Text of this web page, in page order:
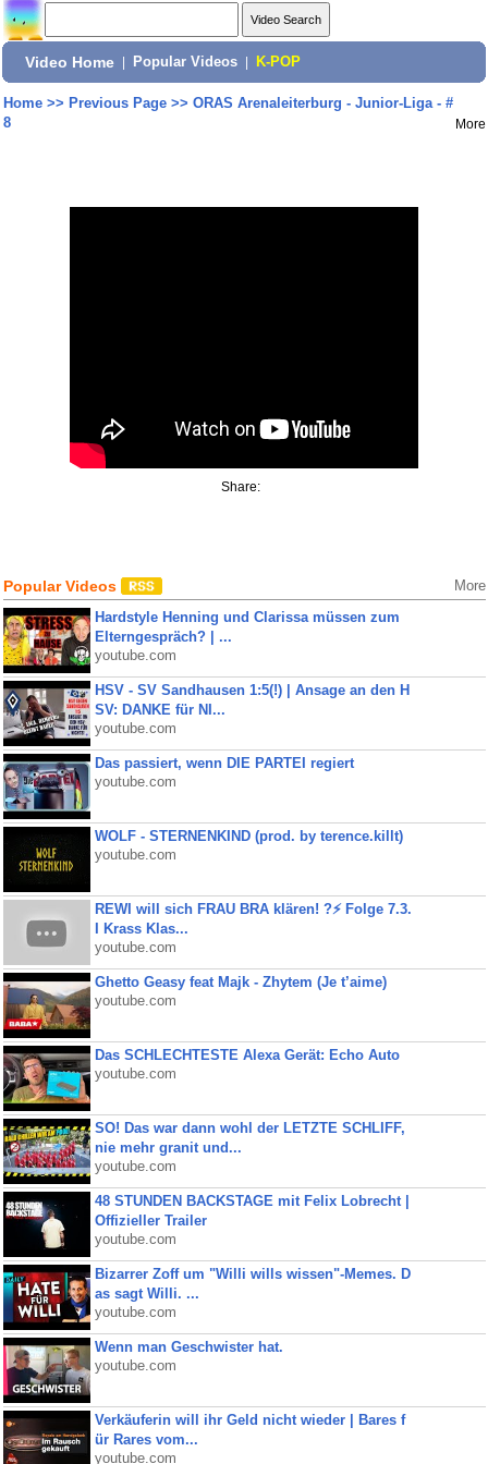
Video Home Popular Videos K-POP
Home>> Previous Page>> ORAS Arenaleiterburg - Junior-Liga - #
8
More
Share:
Popular Videos More
Hardstyle Henning und Clarissa müssen zum
Elterngespräch? | ...
youtube.com
HSV - SV Sandhausen 1:5(!) | Ansage an den H
SV: DANKE für NI...
youtube.com
Das passiert, wenn DIE PARTEI regiert
youtube.com
WOLF - STERNENKIND (prod. by terence.killt)
youtube.com
REWI will sich FRAU BRA klären! ?⚡️ Folge 7.3.
I Krass Klas...
youtube.com
Ghetto Geasy feat Majk - Zhytem (Je t’aime)
youtube.com
Das SCHLECHTESTE Alexa Gerät: Echo Auto
youtube.com
SO! Das war dann wohl der LETZTE SCHLIFF,
nie mehr granit und...
youtube.com
48 STUNDEN BACKSTAGE mit Felix Lobrecht |
Offizieller Trailer
youtube.com
Bizarrer Zoff um "Willi wills wissen"-Memes. D
as sagt Willi. ...
youtube.com
Wenn man Geschwister hat.
youtube.com
Verkäuferin will ihr Geld nicht wieder | Bares f
ür Rares vom...
youtube.com